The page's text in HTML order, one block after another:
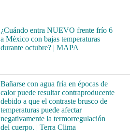
¿Cuándo entra NUEVO frente frío 6
a México con bajas temperaturas
durante octubre? | MAPA
Bañarse con agua fría en épocas de
calor puede resultar contraproducente
debido a que el contraste brusco de
temperaturas puede afectar
negativamente la termorregulación
del cuerpo. | Terra Clima